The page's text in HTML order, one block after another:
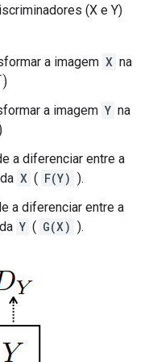
(X e Y)
a imagem X na
a imagem Y na
a diferenciar entre a
X ( F(Y) ).
a diferenciar entre a
Y ( G(X) ).